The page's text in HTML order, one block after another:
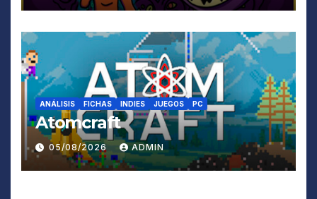
ANÁLISIS FICHAS INDIES JUEGOS PC
Atomcraft
05/08/2026 ADMIN